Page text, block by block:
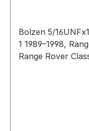
Bolzen 5/
1 1989–1998,
Range Rover